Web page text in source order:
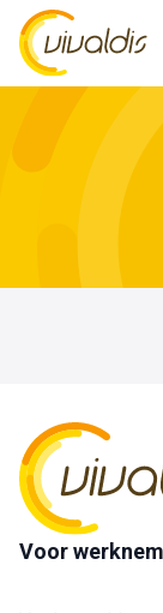
Vivaldis Interim
Voor